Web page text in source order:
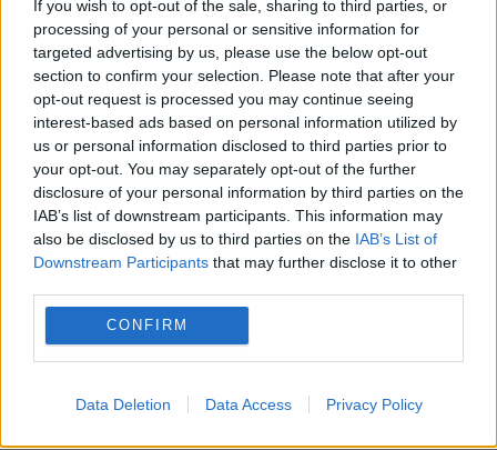
If you wish to opt-out of the sale, sharing to third parties, or
processing of your personal or sensitive information for
targeted advertising by us, please use the below opt-out
section to confirm your selection. Please note that after your
opt-out request is processed you may continue seeing
interest-based ads based on personal information utilized by
us or personal information disclosed to third parties prior to
your opt-out. You may separately opt-out of the further
disclosure of your personal information by third parties on the
IAB’s list of downstream participants. This information may
also be disclosed by us to third parties on the IAB’s List of
Downstream Participants that may further disclose it to other
CONFIRM
Data Deletion Data Access Privacy Policy